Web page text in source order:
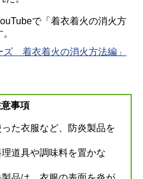
で「着衣着火の消火方
ズ 着衣着火の消火方法編」
事項
た衣服など、防炎製品を
道具や調味料を置かな